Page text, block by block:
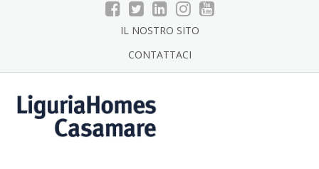
IL NOSTRO SITO
CONTATTACI